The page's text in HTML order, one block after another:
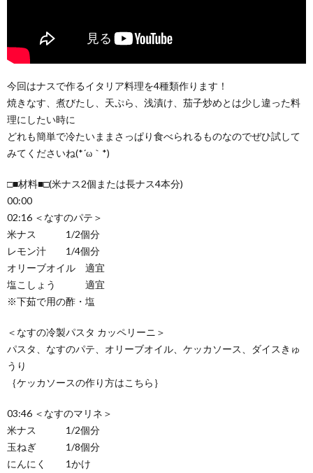
今回はナスで作るイタリア料理を4種類作ります！
焼きなす、煮びたし、天ぷら、浅漬け、茄子炒めとは少し違った料
理にしたい時に
どれも簡単で冷たいままさっぱり食べられるものなのでぜひ試して
みてくださいね(*´ω｀*)
□■材料■□(米ナス2個または長ナス4本分)
00:00
02:16 ＜なすのパテ＞
米ナス 1/2個分
レモン汁 1/4個分
オリーブオイル 適宜
塩こしょう 適宜
※下茹で用の酢・塩
＜なすの冷製パスタ カッペリーニ＞
パスタ、なすのパテ、オリーブオイル、ケッカソース、ダイスきゅ
うり
｛ケッカソースの作り方はこちら｝
03:46 ＜なすのマリネ＞
米ナス 1/2個分
玉ねぎ 1/8個分
にんにく 1かけ